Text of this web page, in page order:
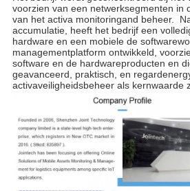
voorzien van een netwerksegmenten in
van het activa monitoringand beheer.
accumulatie, heeft het bedrijf een
hardware en een mobiele de
managementplatform ontwikkeld,
software en de hardwareproducten en
geavanceerd, praktisch, en
activaveiligheidsbeheer als kernwaarde